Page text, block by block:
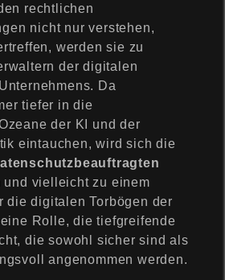
rechtlichen
nicht nur verstehen,
werden sie zu
der digitalen
Da
tiefer in die
der KI und der
eintauchen, wird sich die
vielleicht zu einem
die digitalen Torbögen der
Rolle, die tiefgreifende
die sowohl sicher sind als
angenommen werden.